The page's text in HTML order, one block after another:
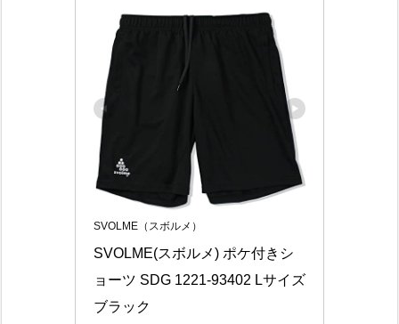
SVOLME（スボルメ）
SVOLME(スボルメ) ポケ付きシ
ョーツ SDG 1221-93402 Lサイズ
ブラック